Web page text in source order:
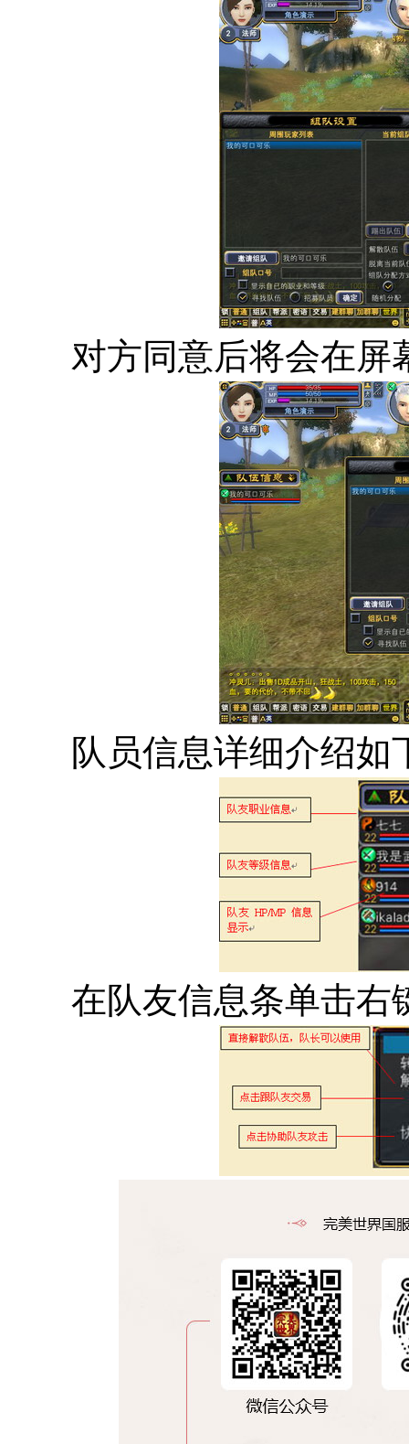
对方同意后将会在屏
队员信息详细介绍如
在队友信息条单击右